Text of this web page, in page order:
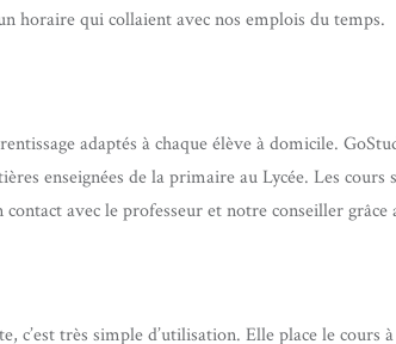
horaire qui collaient avec nos emplois du temps.
adaptés à chaque élève à domicile.
enseignées de la primaire au Lycée. Les cours
avec le professeur et notre conseiller
c’est très simple d’utilisation. Elle place le cours à